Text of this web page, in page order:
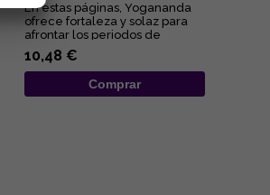
En estas páginas, Yogananda
ofrece fortaleza y solaz para
afrontar los periodos de
adversidad al esclarecer lo...
10,48 €
Comprar